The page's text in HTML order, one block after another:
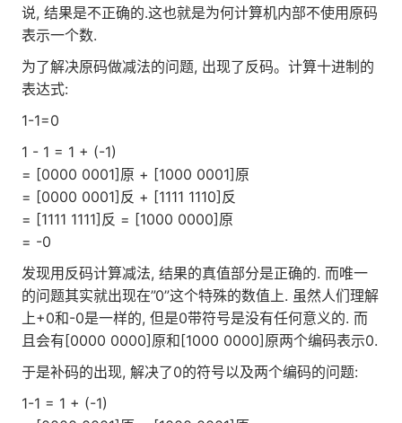
说, 结果是不正确的.这也就是为何计算机内部不使用原码
表示一个数.
为了解决原码做减法的问题, 出现了反码。计算十进制的
表达式:
1-1=0
1 - 1 = 1 + (-1)
= [0000 0001]原 + [1000 0001]原
= [0000 0001]反 + [1111 1110]反
= [1111 1111]反 = [1000 0000]原
= -0
发现用反码计算减法, 结果的真值部分是正确的. 而唯一
的问题其实就出现在”0”这个特殊的数值上. 虽然人们理解
上+0和-0是一样的, 但是0带符号是没有任何意义的. 而
且会有[0000 0000]原和[1000 0000]原两个编码表示0.
于是补码的出现, 解决了0的符号以及两个编码的问题:
1-1 = 1 + (-1)